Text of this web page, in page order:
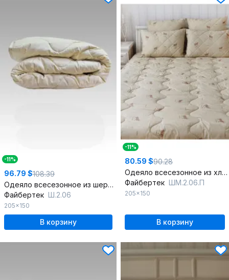
-11%
96.79 $108.39
Одеяло всесезонное из шерсти и хлопка 205x150 см
Файбертек Ш.2.06
205x150
В корзину
-11%
80.59 $90.28
Одеяло всесезонное из хлопка с шерстью 205x150 см
Файбертек ШМ.2.06.П
205x150
В корзину